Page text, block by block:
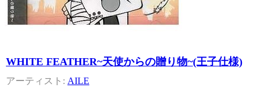
WHITE FEATHER~天使からの贈り物~(王子仕様)
AILE